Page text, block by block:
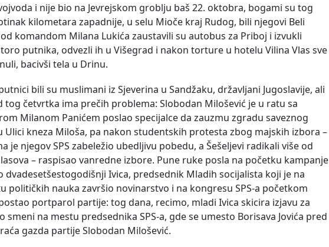
i nije bio na Jevrejskom groblju baš 22. oktobra, bogami su tog
kilometara zapadnije, u selu Mioče kraj Rudog, bili njegovi Beli
komandom Milana Lukića zaustavili su autobus za Priboj i izvukli
putnika, odvezli ih u Višegrad i nakon torture u hotelu Vilina Vlas sve
bacivši tela u Drinu.
bili su muslimani iz Sjeverina u Sandžaku, državljani Jugoslavije, ali
tog četvrtka ima prečih problema: Slobodan Milošević je u ratu sa
Milanom Panićem poslao specijalce da zauzmu zgradu saveznog
Ulici kneza Miloša, pa nakon studentskih protesta zbog majskih izbora –
je njegov SPS zabeležio ubedljivu pobedu, a Šešeljevi radikali više od
– raspisao vanredne izbore. Pune ruke posla na početku kampanje
dvadesetšestogodišnji Ivica, predsednik Mladih socijalista koji je na
političkih nauka završio novinarstvo i na kongresu SPS-a početkom
portparol partije: tog dana, recimo, mladi Ivica skicira izjavu za
smeni na mestu predsednika SPS-a, gde se umesto Borisava Jovića pred
gazda partije Slobodan Milošević.